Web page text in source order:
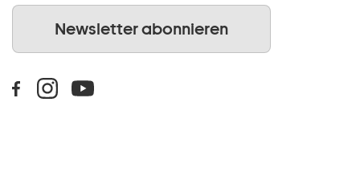
Newsletter abonnieren